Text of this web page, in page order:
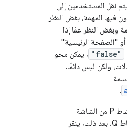
نقل المستخدمين إلى
فيها المهمة، بغض النظر
وبغض النظر عمّا إذا
"الصفحة الرئيسية"
"false" ، يمكن محو
ولكن ليس دائمًا.
.
لنفترض أنّ المستخدم يشغّل النشاط P من الشاشة
الرئيسية، ثم ينتقل منه إلى النشاط Q. بعد ذلك، ينقر